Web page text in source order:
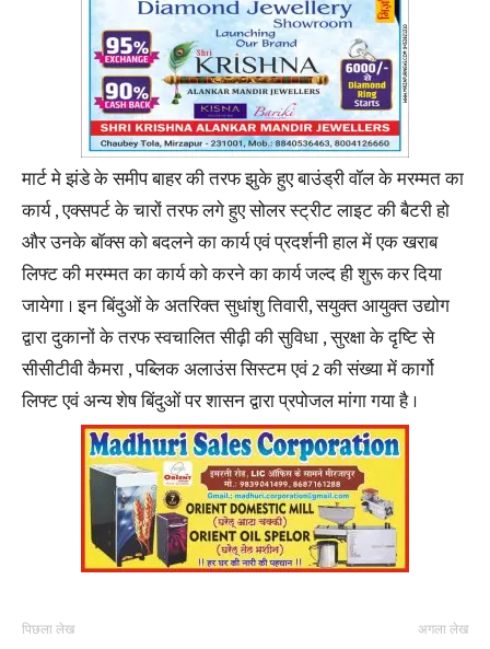
मार्ट मे झंडे के समीप बाहर की तरफ झुके हुए बाउंड्री वॉल के मरम्मत का
कार्य , एक्सपर्ट के चारों तरफ लगे हुए सोलर स्ट्रीट लाइट की बैटरी हो
और उनके बॉक्स को बदलने का कार्य एवं प्रदर्शनी हाल में एक खराब
लिफ्ट की मरम्मत का कार्य को करने का कार्य जल्द ही शुरू कर दिया
जायेगा । इन बिंदुओं के अतरिक्त सुधांशु तिवारी, सयुक्त आयुक्त उद्योग
द्वारा दुकानों के तरफ स्वचालित सीढ़ी की सुविधा , सुरक्षा के दृष्टि से
सीसीटीवी कैमरा , पब्लिक अलाउंस सिस्टम एवं 2 की संख्या में कार्गो
लिफ्ट एवं अन्य शेष बिंदुओं पर शासन द्वारा प्रपोजल मांगा गया है ।
पिछला लेख अगला लेख